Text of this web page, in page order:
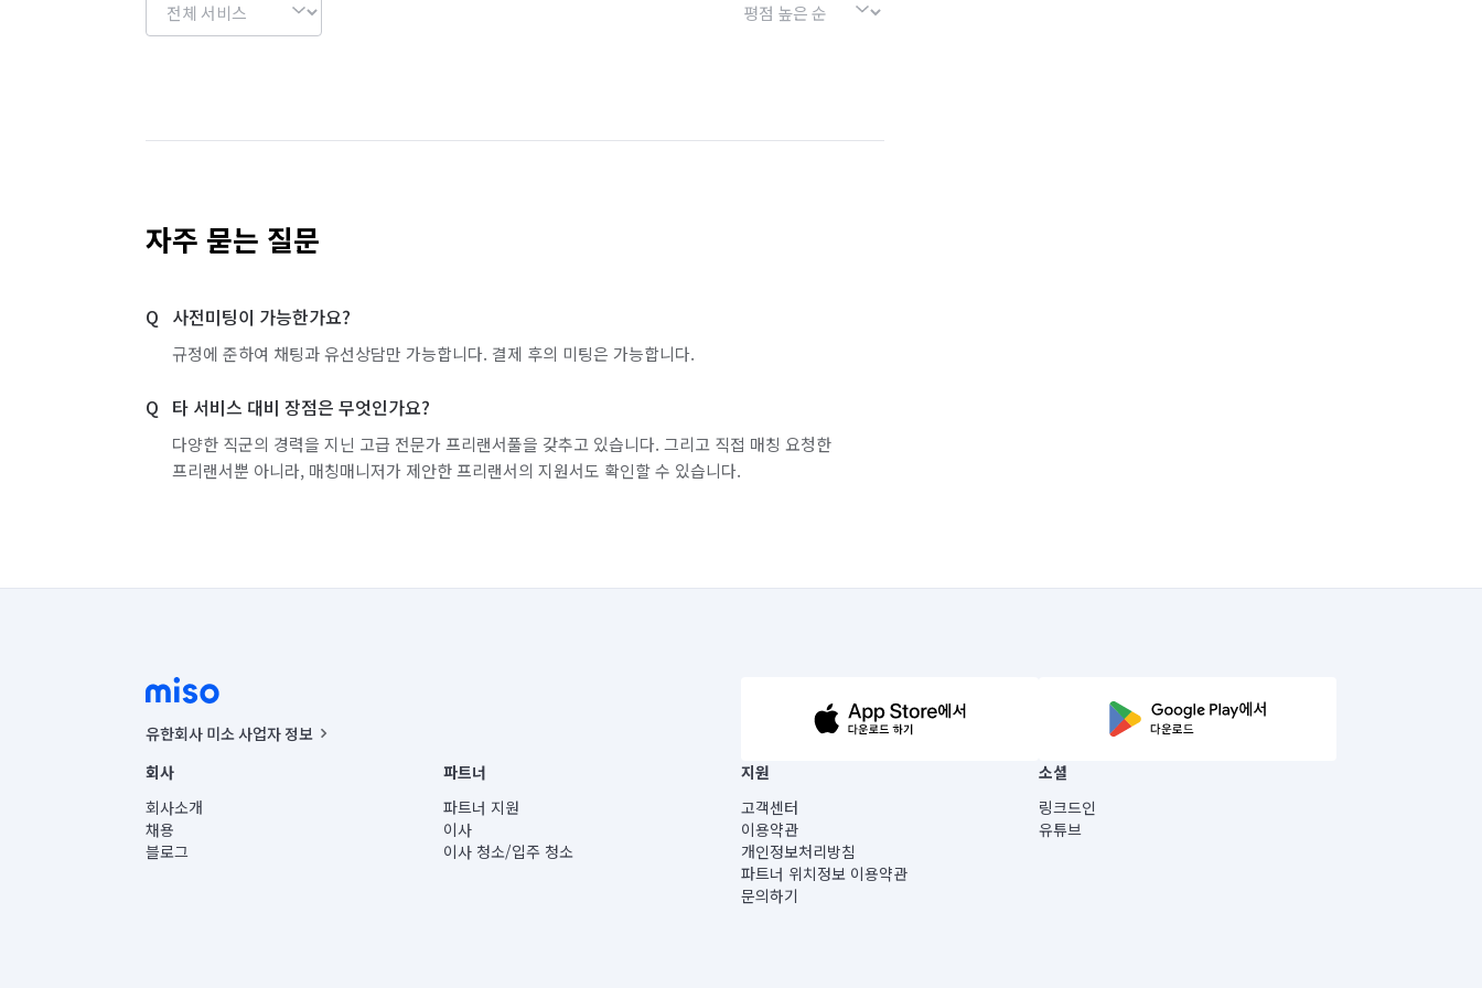
자주 묻는 질문
사전미팅이 가능한가요?
규정에 준하여 채팅과 유선상담만 가능합니다. 결제 후의 미팅은 가능합니다.
타 서비스 대비 장점은 무엇인가요?
다양한 직군의 경력을 지닌 고급 전문가 프리랜서풀을 갖추고 있습니다. 그리고 직접 매칭 요청한
프리랜서뿐 아니라, 매칭매니저가 제안한 프리랜서의 지원서도 확인할 수 있습니다.
유한회사 미소 사업자 정보
사업자등록번호 : 291-87-00271 | 인허가번호 : 2016-3220163-14-5-00019 |
통신판매신고번호 : 2024-서울종로-1400(공정거래위원회 정보) |
대표이사 : CHING VICTOR COLUMBIA RHEE
주소 | 본사: 서울특별시 종로구 율곡로 6(중학동, 트윈트리빌딩) B동 5층
컨택센터 : 서울특별시 종로구 수송동 율곡로 24, 7층, 8층 미소
회사
회사소개
채용
블로그
파트너
파트너 지원
이사
이사 청소/입주 청소
지원
고객센터
이용약관
개인정보처리방침
파트너 위치정보 이용약관
문의하기
소셜
링크드인
유튜브